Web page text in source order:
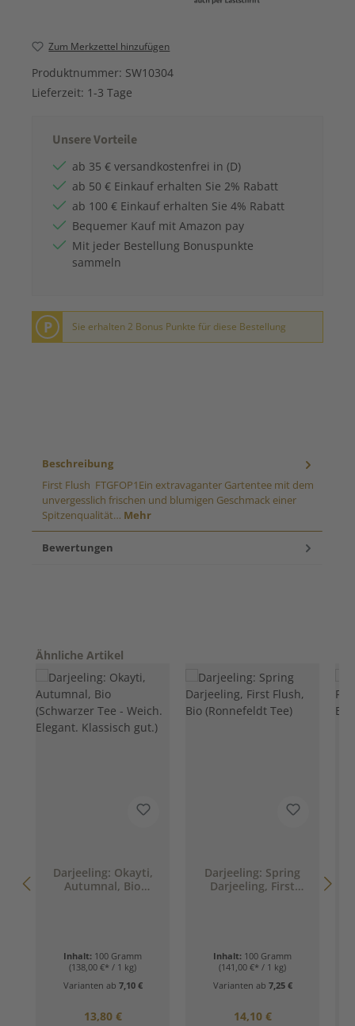
Zum Merkzettel hinzufügen
Produktnummer: SW10304
Lieferzeit: 1-3 Tage
Unsere Vorteile
ab 35 € versandkostenfrei in (D)
ab 50 € Einkauf erhalten Sie 2% Rabatt
ab 100 € Einkauf erhalten Sie 4% Rabatt
Bequemer Kauf mit Amazon pay
Mit jeder Bestellung Bonuspunkte
sammeln
P Sie erhalten 2 Bonus Punkte für diese Bestellung
Beschreibung
First Flush FTGFOP1Ein extravaganter Gartentee mit dem
unvergesslich frischen und blumigen Geschmack einer
Spitzenqualität… Mehr
Bewertungen
Produktgalerie überspringen
Ähnliche Artikel
Darjeeling: Okayti,
Autumnal, Bio
Inhalt: 100 Gramm
(138,00 €* / 1 kg)
Varianten ab 7,10 €
Regulärer Preis:
13,80 €
Darjeeling: Spring
Darjeeling, First
Inhalt: 100 Gramm
(141,00 €* / 1 kg)
Varianten ab 7,25 €
Regulärer Preis:
14,10 €